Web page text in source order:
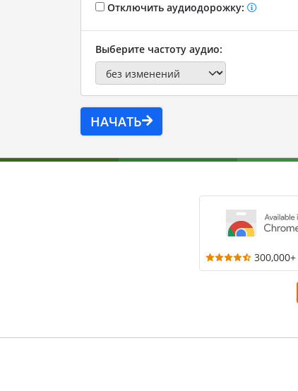
Отключить аудиодорожку:
Выберите частоту аудио:
НАЧАТЬ